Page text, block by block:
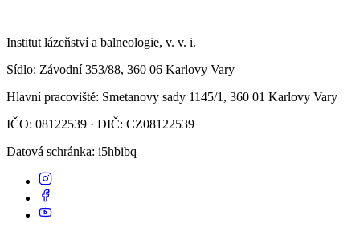
Institut lázeňství a balneologie, v. v. i.
Sídlo: Závodní 353/88, 360 06 Karlovy Vary
Hlavní pracoviště: Smetanovy sady 1145/1, 360 01 Karlovy Vary
IČO: 08122539 · DIČ: CZ08122539
Datová schránka: i5hbibq